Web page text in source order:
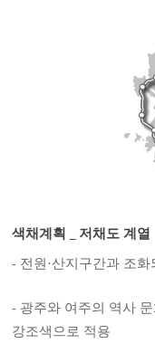
색채계획 _ 저채도 계열
- 전원·산지구간과 조
- 광주와 여주의 역사
강조색으로 적용